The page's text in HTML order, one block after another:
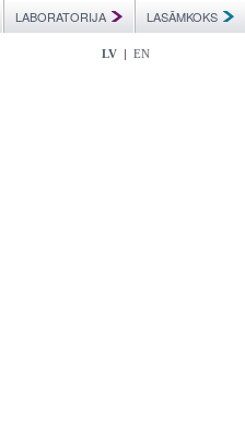
LABORATORIJA LASĀMKOKS
LV | EN